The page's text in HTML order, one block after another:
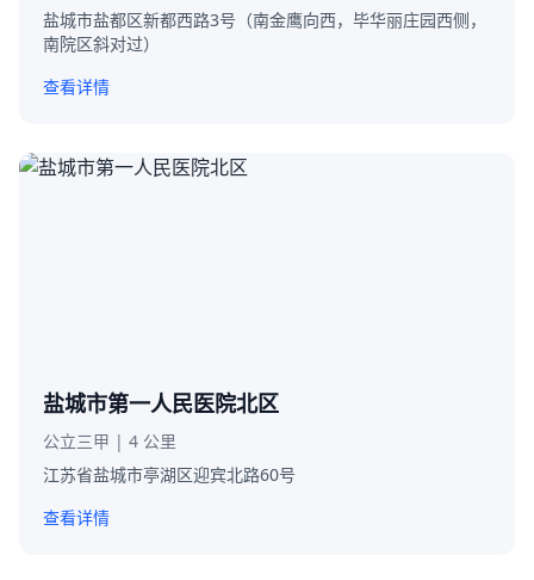
盐城市盐都区新都西路3号（南金鹰向西，毕华丽庄园西侧，
南院区斜对过）
查看详情
盐城市第一人民医院北区
公立三甲 | 4 公里
江苏省盐城市亭湖区迎宾北路60号
查看详情